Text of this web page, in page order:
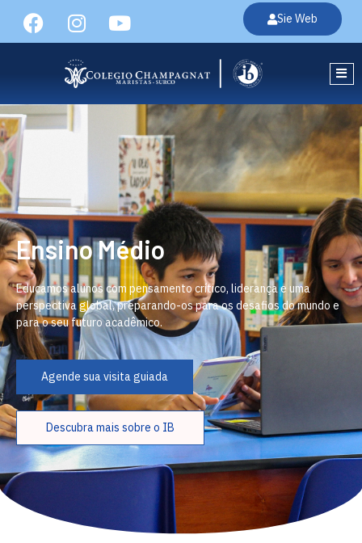
Sie Web
Ensino Médio
Educamos alunos com pensamento crítico, liderança e uma
perspectiva global, preparando-os para os desafios do mundo e
para o seu futuro acadêmico.
Agende sua visita guiada
Descubra mais sobre o IB